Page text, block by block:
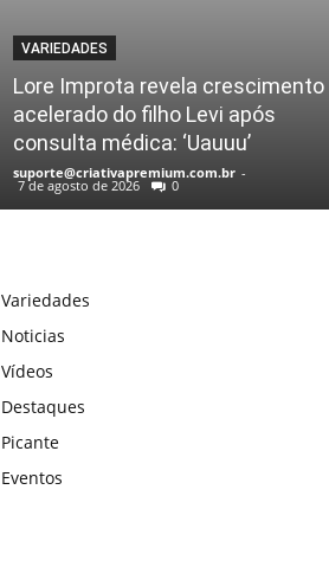
VARIEDADES
Lore Improta revela crescimento
acelerado do filho Levi após
consulta médica: ‘Uauuu’
suporte@criativapremium.com.br -
7 de agosto de 2026 0
Variedades
Noticias
Vídeos
Destaques
Picante
Eventos